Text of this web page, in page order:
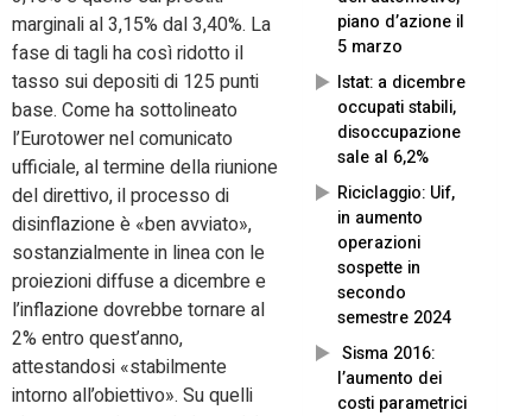
piano d’azione il
5 marzo
Istat: a dicembre
occupati stabili,
disoccupazione
sale al 6,2%
Riciclaggio: Uif,
in aumento
operazioni
sospette in
secondo
semestre 2024
Sisma 2016:
l’aumento dei
costi parametrici
marginali al 3,15% dal 3,40%. La
fase di tagli ha così ridotto il
tasso sui depositi di 125 punti
base. Come ha sottolineato
l’Eurotower nel comunicato
ufficiale, al termine della riunione
del direttivo, il processo di
disinflazione è «ben avviato»,
sostanzialmente in linea con le
proiezioni diffuse a dicembre e
l’inflazione dovrebbe tornare al
2% entro quest’anno,
attestandosi «stabilmente
intorno all’obiettivo». Su quelli